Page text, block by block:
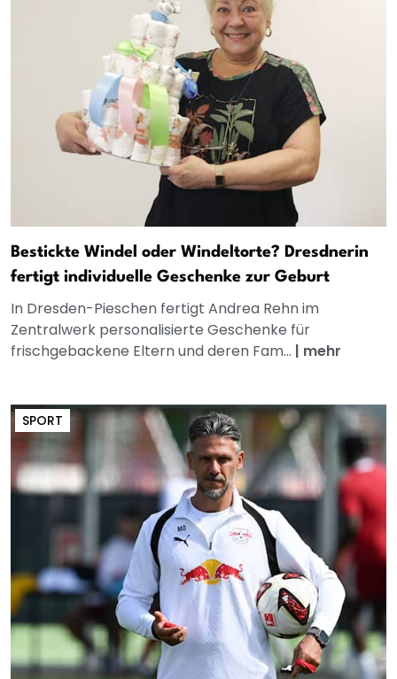
Bestickte Windel oder Windeltorte? Dresdnerin
fertigt individuelle Geschenke zur Geburt
In Dresden-Pieschen fertigt Andrea Rehn im
Zentralwerk personalisierte Geschenke für
frischgebackene Eltern und deren Fam... | mehr
SPORT